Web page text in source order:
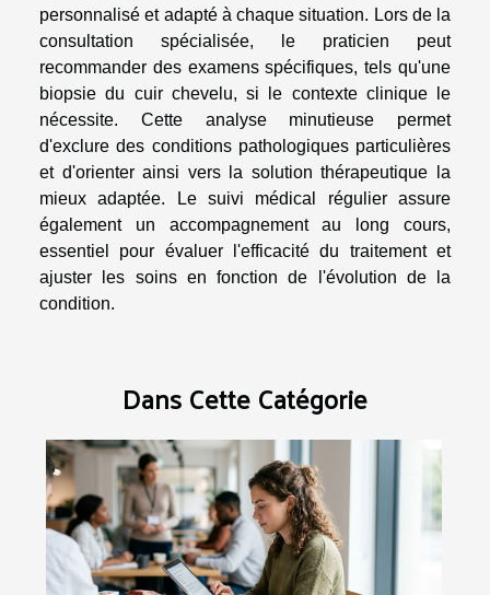
personnalisé et adapté à chaque situation. Lors de la
consultation spécialisée, le praticien peut
recommander des examens spécifiques, tels qu'une
biopsie du cuir chevelu, si le contexte clinique le
nécessite. Cette analyse minutieuse permet
d'exclure des conditions pathologiques particulières
et d'orienter ainsi vers la solution thérapeutique la
mieux adaptée. Le suivi médical régulier assure
également un accompagnement au long cours,
essentiel pour évaluer l'efficacité du traitement et
ajuster les soins en fonction de l'évolution de la
condition.
Dans Cette Catégorie